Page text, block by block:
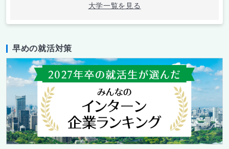
大学一覧を見る
早めの就活対策